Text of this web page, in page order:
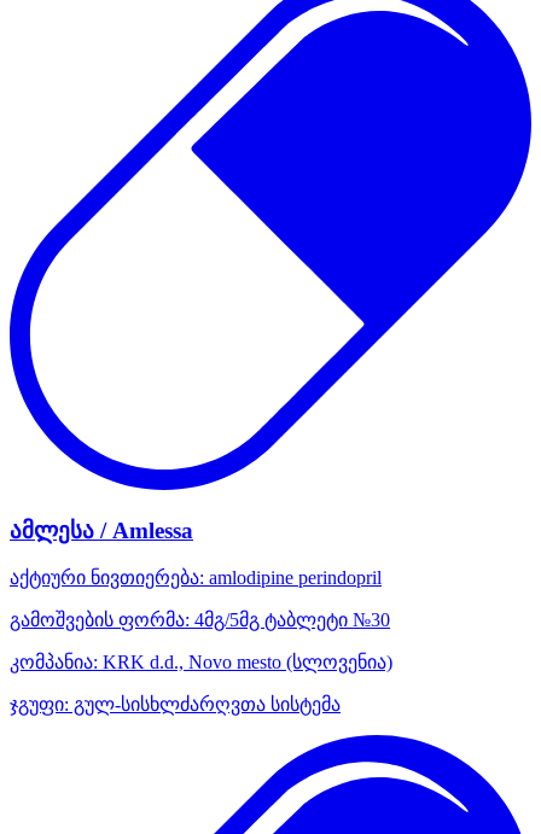
ამლესა / Amlessa
აქტიური ნივთიერება: amlodipine perindopril
გამოშვების ფორმა: 4მგ/5მგ ტაბლეტი №30
კომპანია: KRK d.d., Novo mesto (სლოვენია)
ჯგუფი: გულ-სისხლძარღვთა სისტემა